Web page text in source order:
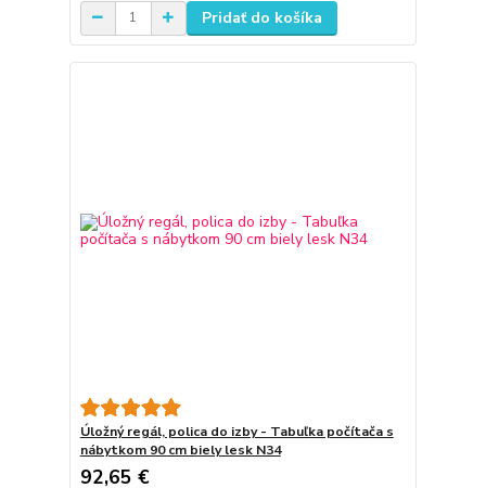
Pridať do košíka
Úložný regál, polica do izby - Tabuľka počítača s
nábytkom 90 cm biely lesk N34
92,65 €